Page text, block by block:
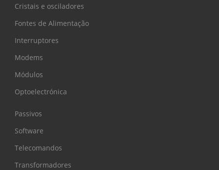
Cristais e osciladores
Fontes de Alimentação
Interruptores
Modems
Módulos
Optoelectrónica
Passivos
Software
Telecomandos
Transformadores